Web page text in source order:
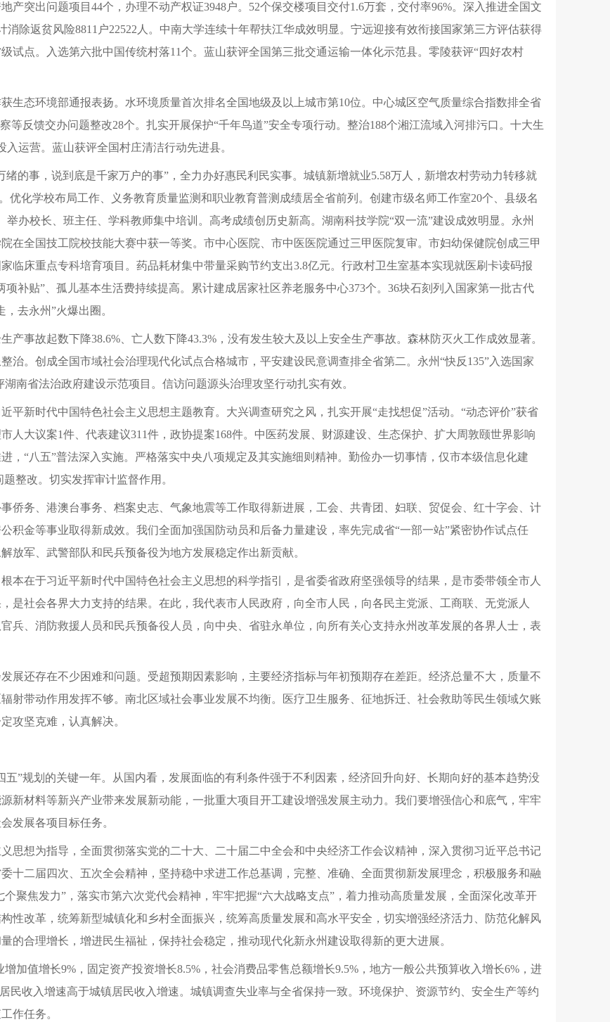
产突出问题项目44个，办理不动产权证3948户。52个保交楼项目交付1.6万套，交付率96%。深入推进全国文
除返贫风险8811户22522人。中南大学连续十年帮扶江华成效明显。宁远迎接有效衔接国家第三方评估获得
试点。入选第六批中国传统村落11个。蓝山获评全国第三批交通运输一体化示范县。零陵获评“四好农村
生态环境部通报表扬。水环境质量首次排名全国地级及以上城市第10位。中心城区空气质量综合指数排全省
等反馈交办问题整改28个。扎实开展保护“千年鸟道”安全专项行动。整治188个湘江流域入河排污口。十大生
运营。蓝山获评全国村庄清洁行动先进县。
绪的事，说到底是千家万户的事”，全力办好惠民利民实事。城镇新增就业5.58万人，新增农村劳动力转移就
优化学校布局工作、义务教育质量监测和职业教育普测成绩居全省前列。创建市级名师工作室20个、县级名
办校长、班主任、学科教师集中培训。高考成绩创历史新高。湖南科技学院“双一流”建设成效明显。永州
在全国技工院校技能大赛中获一等奖。市中心医院、市中医医院通过三甲医院复审。市妇幼保健院创成三甲
临床重点专科培育项目。药品耗材集中带量采购节约支出3.8亿元。行政村卫生室基本实现就医刷卡读码报
补贴”、孤儿基本生活费持续提高。累计建成居家社区养老服务中心373个。36块石刻列入国家第一批古代
去永州”火爆出圈。
产事故起数下降38.6%、亡人数下降43.3%，没有发生较大及以上安全生产事故。森林防灭火工作成效显著。
治。创成全国市域社会治理现代化试点合格城市，平安建设民意调查排全省第二。永州“快反135”入选国家
南省法治政府建设示范项目。信访问题源头治理攻坚行动扎实有效。
平新时代中国特色社会主义思想主题教育。大兴调查研究之风，扎实开展“走找想促”活动。“动态评价”获省
人大议案1件、代表建议311件，政协提案168件。中医药发展、财源建设、生态保护、扩大周敦颐世界影响
，“八五”普法深入实施。严格落实中央八项规定及其实施细则精神。勤俭办一切事情，仅市本级信息化建
整改。切实发挥审计监督作用。
侨务、港澳台事务、档案史志、气象地震等工作取得新进展，工会、共青团、妇联、贸促会、红十字会、计
积金等事业取得新成效。我们全面加强国防动员和后备力量建设，率先完成省“一部一站”紧密协作试点任
放军、武警部队和民兵预备役为地方发展稳定作出新贡献。
本在于习近平新时代中国特色社会主义思想的科学指引，是省委省政府坚强领导的结果，是市委带领全市人
是社会各界大力支持的结果。在此，我代表市人民政府，向全市人民，向各民主党派、工商联、无党派人
兵、消防救援人员和民兵预备役人员，向中央、省驻永单位，向所有关心支持永州改革发展的各界人士，表
展还存在不少困难和问题。受超预期因素影响，主要经济指标与年初预期存在差距。经济总量不大，质量不
射带动作用发挥不够。南北区域社会事业发展不均衡。医疗卫生服务、征地拆迁、社会救助等民生领域欠账
攻坚克难，认真解决。
五”规划的关键一年。从国内看，发展面临的有利条件强于不利因素，经济回升向好、长期向好的基本趋势没
新材料等新兴产业带来发展新动能，一批重大项目开工建设增强发展主动力。我们要增强信心和底气，牢牢
发展各项目标任务。
思想为指导，全面贯彻落实党的二十大、二十届二中全会和中央经济工作会议精神，深入贯彻习近平总书记
十二届四次、五次全会精神，坚持稳中求进工作总基调，完整、准确、全面贯彻新发展理念，积极服务和融
聚焦发力”，落实市第六次党代会精神，牢牢把握“六大战略支点”，着力推动高质量发展，全面深化改革开
性改革，统筹新型城镇化和乡村全面振兴，统筹高质量发展和高水平安全，切实增强经济活力、防范化解风
的合理增长，增进民生福祉，保持社会稳定，推动现代化新永州建设取得新的更大进展。
加值增长9%，固定资产投资增长8.5%，社会消费品零售总额增长9.5%，地方一般公共预算收入增长6%，进
民收入增速高于城镇居民收入增速。城镇调查失业率与全省保持一致。环境保护、资源节约、安全生产等约
作任务。